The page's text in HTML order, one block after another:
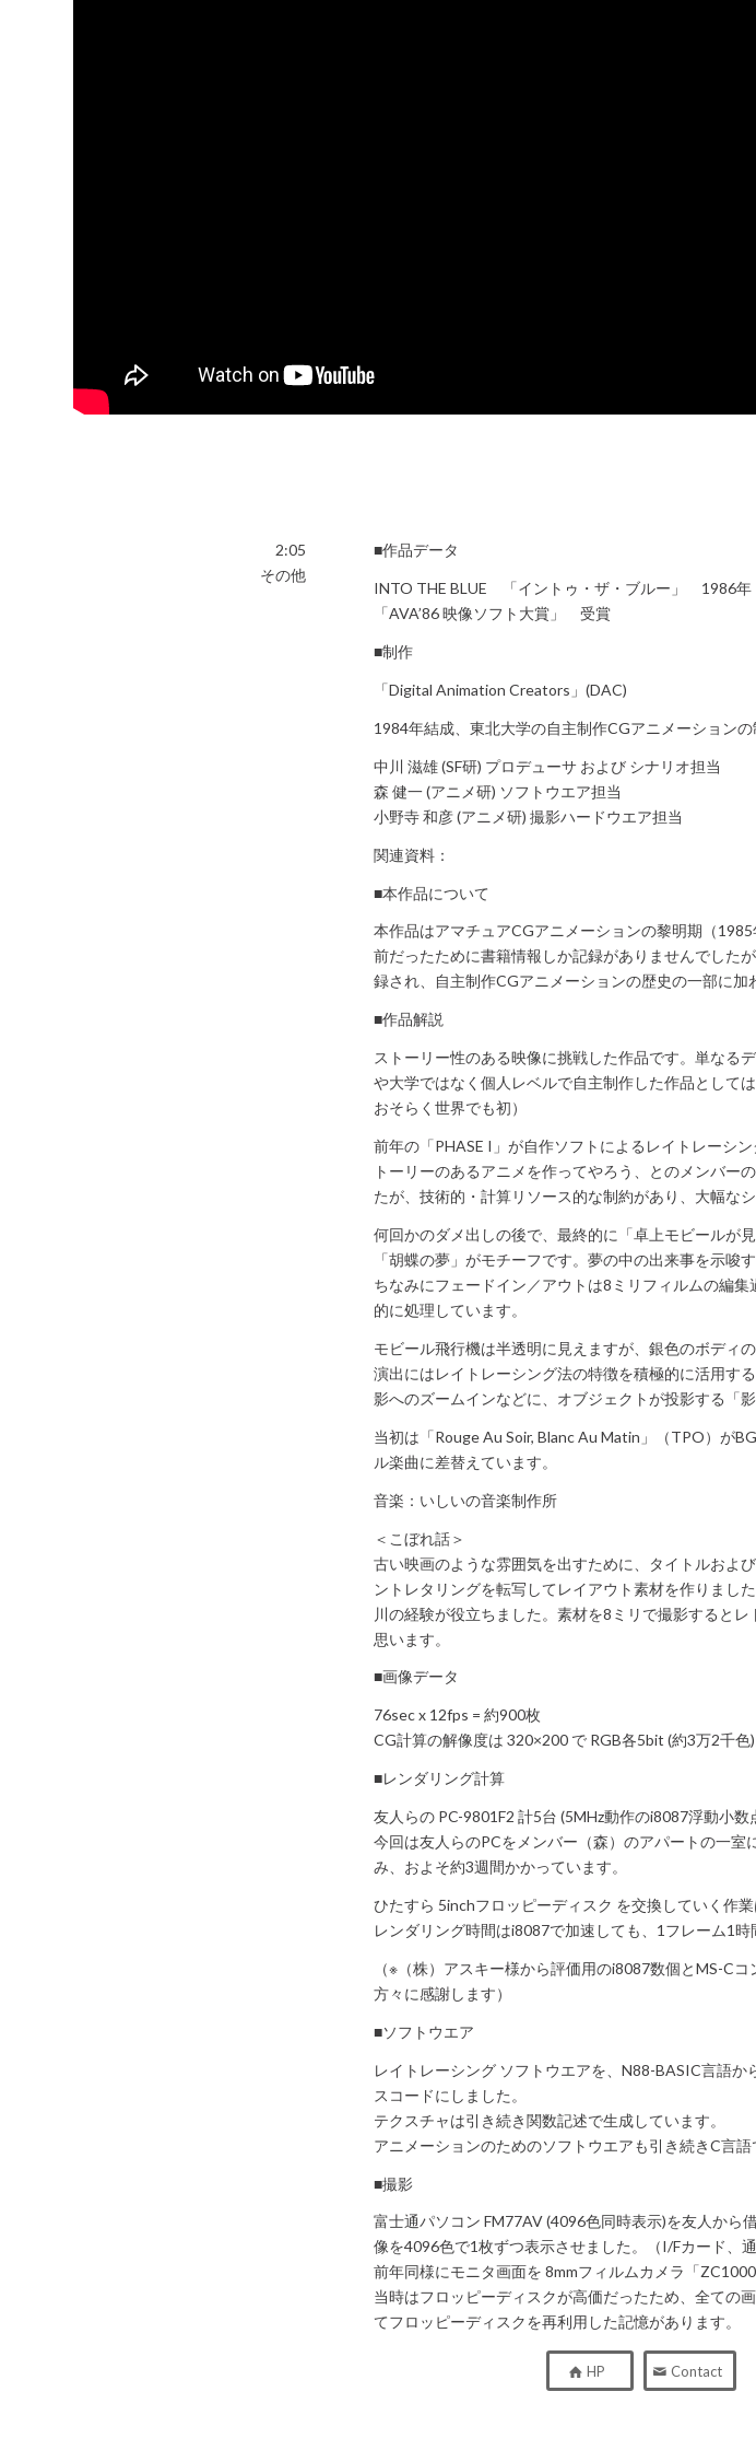
2:05
その他
■作品データ
INTO THE BLUE 「イントゥ・ザ・ブルー」 1986
「AVA’86 映像ソフト大賞」 受賞
■制作
「Digital Animation Creators」(DAC)
1984年結成、東北大学の自主制作CGアニメーションの
中川 滋雄 (SF研) プロデューサ および シナリオ担当
森 健一 (アニメ研) ソフトウエア担当
小野寺 和彦 (アニメ研) 撮影ハードウエア担当
関連資料：
■本作品について
本作品はアマチュアCGアニメーションの黎明期（
前だったために書籍情報しか記録がありませんでした
録され、自主制作CGアニメーションの歴史の一部に
■作品解説
ストーリー性のある映像に挑戦した作品です。単なる
や大学ではなく個人レベルで自主制作した作品として
おそらく世界でも初）
前年の「PHASE I」が自作ソフトによるレイトレーシ
トーリーのあるアニメを作ってやろう、とのメンバー
たが、技術的・計算リソース的な制約があり、大幅な
何回かのダメ出しの後で、最終的に「卓上モビールが
「胡蝶の夢」がモチーフです。夢の中の出来事を示唆
ちなみにフェードイン／アウトは8ミリフィルムの編
的に処理しています。
モビール飛行機は半透明に見えますが、銀色のボディ
演出にはレイトレーシング法の特徴を積極的に活用す
影へのズームインなどに、オブジェクトが投影する「
当初は「Rouge Au Soir, Blanc Au Matin」（TPO）が
ル楽曲に差替えています。
音楽：いしいの音楽制作所
＜こぼれ話＞
古い映画のような雰囲気を出すために、タイトルおよ
ントレタリングを転写してレイアウト素材を作りまし
川の経験が役立ちました。素材を8ミリで撮影すると
思います。
■画像データ
76sec x 12fps = 約900枚
CG計算の解像度は 320×200 で RGB各5bit (約3万2千色)
■レンダリング計算
友人らの PC-9801F2 計5台 (5MHz動作のi8087浮動小
今回は友人らのPCをメンバー（森）のアパートの一
み、およそ約3週間かかっています。
ひたすら 5inchフロッピーディスク を交換していく作業
レンダリング時間はi8087で加速しても、1フレーム1時
（※（株）アスキー様から評価用のi8087数個とMS-C
方々に感謝します）
■ソフトウエア
レイトレーシング ソフトウエアを、N88-BASIC言語
スコードにしました。
テクスチャは引き続き関数記述で生成しています。
アニメーションのためのソフトウエアも引き続きC言語
​■撮影
富士通パソコン FM77AV (4096色同時表示)を友人か
像を4096色で1枚ずつ表示させました。（I/Fカード、
前年同様にモニタ画面を 8mmフィルムカメラ「
当時はフロッピーディスクが高価だったため、全ての
てフロッピーディスクを再利用した記憶があります。
HP Contact